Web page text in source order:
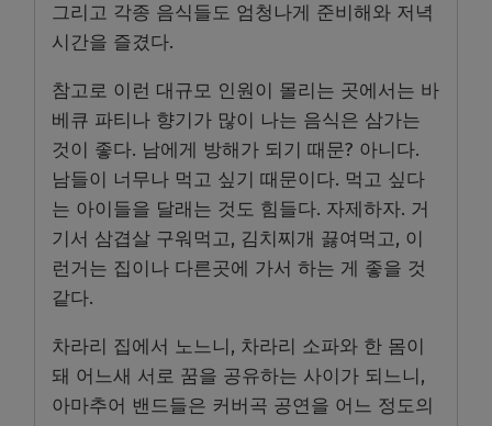
그리고 각종 음식들도 엄청나게 준비해와 저녁
시간을 즐겼다.
참고로 이런 대규모 인원이 몰리는 곳에서는 바
베큐 파티나 향기가 많이 나는 음식은 삼가는
것이 좋다. 남에게 방해가 되기 때문? 아니다.
남들이 너무나 먹고 싶기 때문이다. 먹고 싶다
는 아이들을 달래는 것도 힘들다. 자제하자. 거
기서 삼겹살 구워먹고, 김치찌개 끓여먹고, 이
런거는 집이나 다른곳에 가서 하는 게 좋을 것
같다.
차라리 집에서 노느니, 차라리 소파와 한 몸이
돼 어느새 서로 꿈을 공유하는 사이가 되느니,
아마추어 밴드들은 커버곡 공연을 어느 정도의